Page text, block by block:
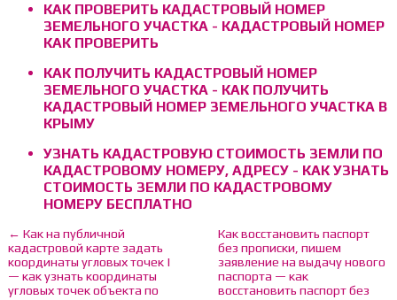
КАК ПРОВЕРИТЬ КАДАСТРОВЫЙ НОМЕР
ЗЕМЕЛЬНОГО УЧАСТКА - КАДАСТРОВЫЙ НОМЕР
КАК ПРОВЕРИТЬ
КАК ПОЛУЧИТЬ КАДАСТРОВЫЙ НОМЕР
ЗЕМЕЛЬНОГО УЧАСТКА - КАК ПОЛУЧИТЬ
КАДАСТРОВЫЙ НОМЕР ЗЕМЕЛЬНОГО УЧАСТКА В
КРЫМУ
УЗНАТЬ КАДАСТРОВУЮ СТОИМОСТЬ ЗЕМЛИ ПО
КАДАСТРОВОМУ НОМЕРУ, АДРЕСУ - КАК УЗНАТЬ
СТОИМОСТЬ ЗЕМЛИ ПО КАДАСТРОВОМУ
НОМЕРУ БЕСПЛАТНО
← Как на публичной
кадастровой карте задать
координаты угловых точек |
— как узнать координаты
угловых точек объекта по
Как восстановить паспорт
без прописки, пишем
заявление на выдачу нового
паспорта — как
восстановить паспорт без